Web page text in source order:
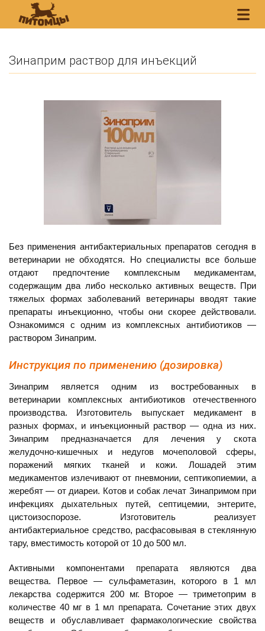
Зинаприм раствор для инъекций
Без применения антибактериальных препаратов сегодня в
ветеринарии не обходятся. Но специалисты все больше
отдают предпочтение комплексным медикаментам,
содержащим два либо несколько активных веществ. При
тяжелых формах заболеваний ветеринары вводят такие
препараты инъекционно, чтобы они скорее действовали.
Ознакомимся с одним из комплексных антибиотиков —
раствором Зинаприм.
Инструкция по применению (дозировка)
Зинаприм является одним из востребованных в
ветеринарии комплексных антибиотиков отечественного
производства. Изготовитель выпускает медикамент в
разных формах, и инъекционный раствор — одна из них.
Зинаприм предназначается для лечения у скота
желудочно-кишечных и недугов мочеполовой сферы,
поражений мягких тканей и кожи. Лошадей этим
медикаментов излечивают от пневмонии, септикопиемии, а
жеребят — от диареи. Котов и собак лечат Зинапримом при
инфекциях дыхательных путей, септицемии, энтерите,
цистоизоспорозе. Изготовитель реализует
антибактериальное средство, расфасовывая в стеклянную
тару, вместимость которой от 10 до 500 мл.
Активными компонентами препарата являются два
вещества. Первое — сульфаметазин, которого в 1 мл
лекарства содержится 200 мг. Второе — триметоприм в
количестве 40 мг в 1 мл препарата. Сочетание этих двух
веществ и обуславливает фармакологические свойства